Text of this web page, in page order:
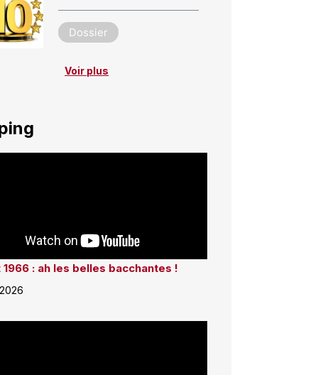
Dossier
Voir plus
1966 : ah les belles bacchantes !